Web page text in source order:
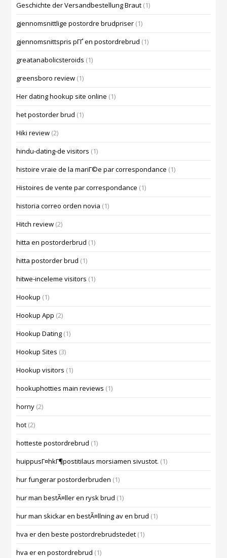
Geschichte der Versandbestellung Braut (1)
gjennomsnittlige postordre brudpriser (1)
gjennomsnittspris pГҐ en postordrebrud (1)
greatanabolicsteroids (1)
greensboro review (1)
Her dating hookup site online (1)
het postorder brud (1)
Hiki review (2)
hindu-dating-de visitors (1)
histoire vraie de la mariГ©e par correspondance (1)
Histoires de vente par correspondance (1)
historia correo orden novia (1)
Hitch review (2)
hitta en postorderbrud (1)
hitta postorder brud (1)
hitwe-inceleme visitors (1)
Hookup (1)
Hookup App (2)
Hookup Dating (1)
Hookup Sites (3)
Hookup visitors (1)
hookuphotties main reviews (1)
horny (2)
hot (2)
hotteste postordrebrud (1)
huippusГ¤hkГ¶postitilaus morsiamen sivustot. (1)
hur fungerar postorderbruden (1)
hur man bestÃ¤ller en rysk brud (1)
hur man skickar en bestÃ¤llning av en brud (1)
hva er den beste postordrebrudstedet (1)
hva er en postordrebrud (1)